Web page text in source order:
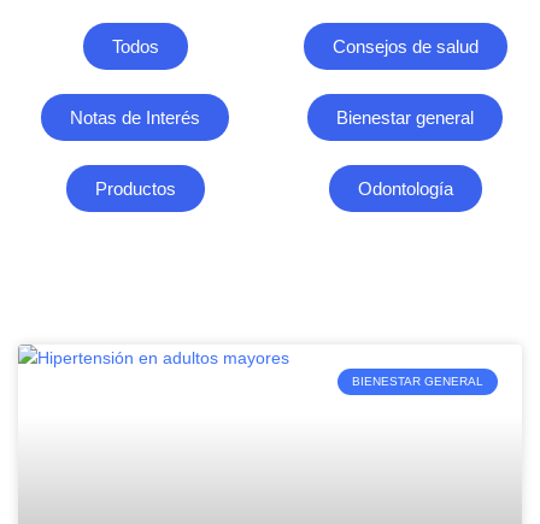
Todos Consejos de salud
Notas de Interés Bienestar general
Productos Odontología
BIENESTAR GENERAL